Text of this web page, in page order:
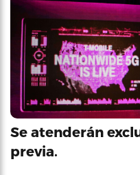
Se atenderán
previa.